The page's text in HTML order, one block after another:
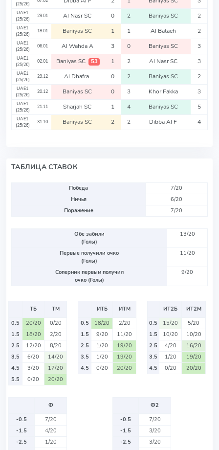
(25/26)
UAE1
(25/26)
29.01 Al Nasr SC 0 2 Baniyas SC 2
UAE1
(25/26)
18.01 Baniyas SC 1 1 Al Bataeh 2
UAE1
(25/26)
06.01 Al Wahda A 3 0 Baniyas SC 3
UAE1
(25/26)
02.01 Baniyas SC 53 1 2 Al Nasr SC 3
UAE1
(25/26)
29.12 Al Dhafra 0 2 Baniyas SC 2
UAE1
(25/26)
20.12 Baniyas SC 0 3 Khor Fakka 3
UAE1
(25/26)
21.11 Sharjah SC 1 4 Baniyas SC 5
UAE1
(25/26)
31.10 Baniyas SC 2 2 Dibba Al F 4
ТАБЛИЦА СТАВОК
Победа
7/20
Ничья
6/20
Поражение
7/20
Обе забили
(Голы)
13/20
Первые получили очко
(Голы)
11/20
Соперник первым получил
очко (Голы)
9/20
ТБ
ТМ
0.5
20/20
0/20
1.5
18/20
2/20
2.5
12/20
8/20
3.5
6/20
14/20
4.5
3/20
17/20
5.5
0/20 20/20
ИТБ
ИТМ
0.5
18/20
2/20
1.5
9/20
11/20
2.5
1/20
19/20
3.5
1/20
19/20
4.5
0/20 20/20
ИТ2Б
ИТ2М
0.5
15/20
5/20
1.5
10/20
10/20
2.5
4/20
16/20
3.5
1/20
19/20
4.5
0/20 20/20
Ф
-0.5
7/20
-1.5
4/20
-2.5
1/20
Ф2
-0.5
7/20
-1.5
3/20
-2.5
3/20